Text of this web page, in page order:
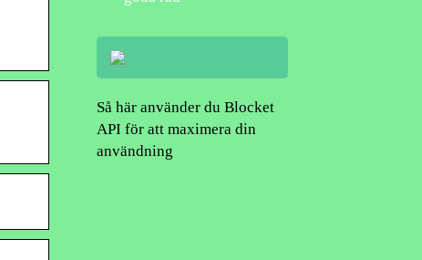
Så här använder du Blocket
API för att maximera din
användning